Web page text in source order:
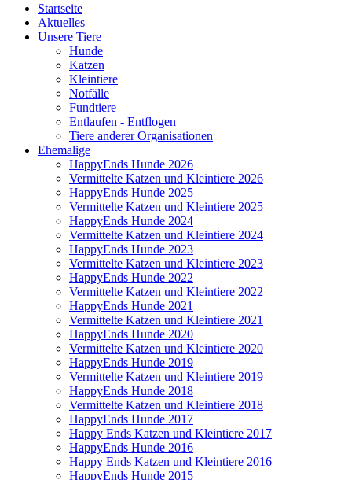
Startseite
Aktuelles
Unsere Tiere
Hunde
Katzen
Kleintiere
Notfälle
Fundtiere
Entlaufen - Entflogen
Tiere anderer Organisationen
Ehemalige
HappyEnds Hunde 2026
Vermittelte Katzen und Kleintiere 2026
HappyEnds Hunde 2025
Vermittelte Katzen und Kleintiere 2025
HappyEnds Hunde 2024
Vermittelte Katzen und Kleintiere 2024
HappyEnds Hunde 2023
Vermittelte Katzen und Kleintiere 2023
HappyEnds Hunde 2022
Vermittelte Katzen und Kleintiere 2022
HappyEnds Hunde 2021
Vermittelte Katzen und Kleintiere 2021
HappyEnds Hunde 2020
Vermittelte Katzen und Kleintiere 2020
HappyEnds Hunde 2019
Vermittelte Katzen und Kleintiere 2019
HappyEnds Hunde 2018
Vermittelte Katzen und Kleintiere 2018
HappyEnds Hunde 2017
Happy Ends Katzen und Kleintiere 2017
HappyEnds Hunde 2016
Happy Ends Katzen und Kleintiere 2016
HappyEnds Hunde 2015